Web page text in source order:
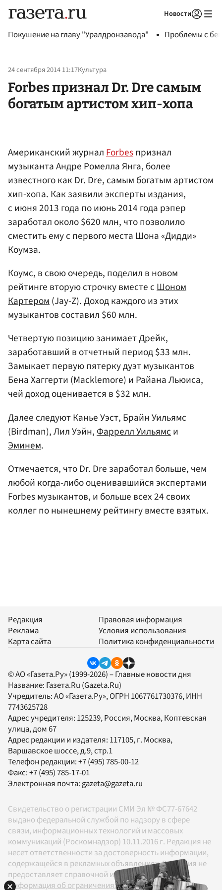
Новости
Покушение на главу "Уралдронзавода" Проблемы с
24 сентября 2014 11:17Культура
Forbes признал Dr. Dre самым
богатым артистом хип-хопа
Американский журналForbesпризнал
музыканта Андре Ромелла Янга, более
известного как Dr. Dre, самым богатым артистом
хип-хопа. Как заявили эксперты издания,
с июня 2013 года по июнь 2014 года рэпер
заработал около $620 млн, что позволило
сместить ему с первого места Шона «Дидди»
Коумза.
Коумс, в свою очередь, поделил в новом
рейтинге вторую строчку вместе сШоном
Картером(Jay-Z). Доход каждого из этих
музыкантов составил $60 млн.
Четвертую позицию занимает Дрейк,
заработавший в отчетный период $33 млн.
Замыкает первую пятерку дуэт музыкантов
Бена Хаггерти (Macklemore) и Райана Льюиса,
чей доход оценивается в $32 млн.
Далее следуют Канье Уэст, Брайн Уильямс
(Birdman), Лил Уэйн, Фаррелл Уильямс и
Эминем.
Отмечается, что Dr. Dre заработал больше, чем
любой когда-либо оценивавшийся экспертами
Forbes музыкантов, и больше всех 24 своих
коллег по нынешнему рейтингу вместе взятых.
Редакция
Реклама
Карта сайта
Правовая информация
Условия использования
Политика конфиденциальности
© АО «Газета.Ру» (1999-2026) – Главные новости дня
Название: Газета.Ru (Gazeta.Ru)
Учредитель:АО «Газета.Ру», ОГРН 1067761730376, ИНН
7743625728
Адрес учредителя: 125239, Россия, Москва, Коптевская
улица, дом 67
Адрес редакции и издателя: 117105, г. Москва,
Варшавское шоссе, д.9, стр.1
Телефон редакции:+7 (495) 785-00-12
Факс:+7 (495) 785-17-01
Электронная почта:gazeta@gazeta.ru
Свидетельство о регистрации СМИ Эл № ФС77-67642
выдано федеральной службой по надзору в сфере
связи, информационных технологий и массовых
коммуникаций (Роскомнадзор) 10.11.2016 г. Редакция не
несет ответственности за достоверность информации,
содержащейся в рекламных объявлениях. Редакция не
предоставляет справочной информации.
Информация об ограничениях